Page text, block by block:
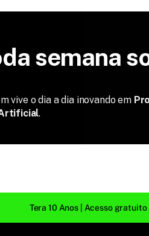
semana
vive o dia a dia inovando em
.
Tera 10 Anos | Acesso gratuito